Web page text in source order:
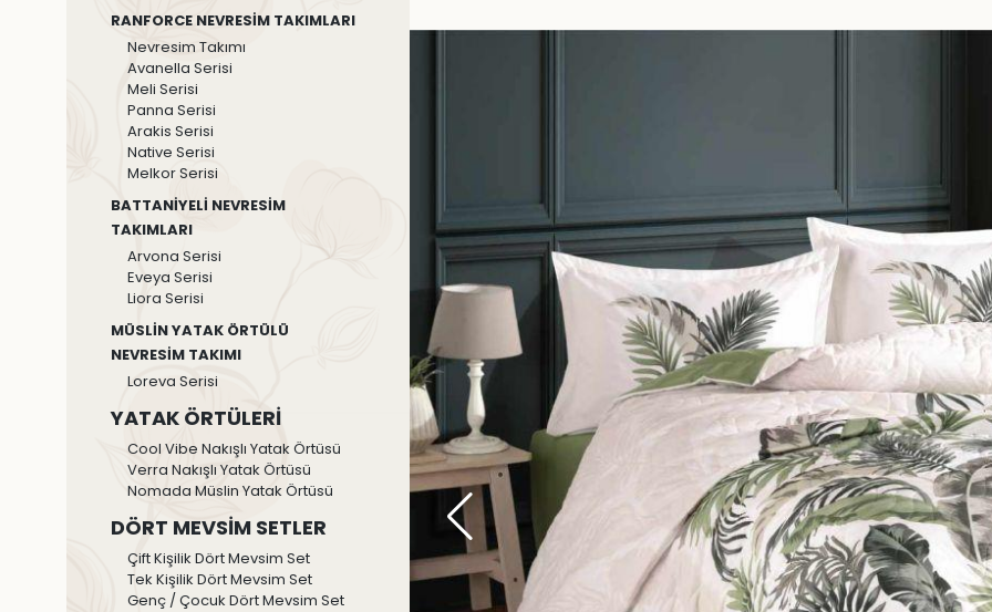
RANFORCE NEVRESİM TAKIMLARI
Nevresim Takımı
Avanella Serisi
Meli Serisi
Panna Serisi
Arakis Serisi
Native Serisi
Melkor Serisi
BATTANİYELİ NEVRESİM
TAKIMLARI
Arvona Serisi
Eveya Serisi
Liora Serisi
MÜSLİN YATAK ÖRTÜLÜ
NEVRESİM TAKIMI
Loreva Serisi
YATAK ÖRTÜLERİ
Cool Vibe Nakışlı Yatak Örtüsü
Verra Nakışlı Yatak Örtüsü
Nomada Müslin Yatak Örtüsü
DÖRT MEVSİM SETLER
Çift Kişilik Dört Mevsim Set
Tek Kişilik Dört Mevsim Set
Genç / Çocuk Dört Mevsim Set